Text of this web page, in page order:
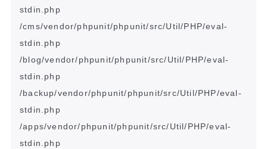
stdin.php
/cms/vendor/phpunit/phpunit/src/Util/PHP/eval-
stdin.php
/blog/vendor/phpunit/phpunit/src/Util/PHP/eval-
stdin.php
/backup/vendor/phpunit/phpunit/src/Util/PHP/eval-
stdin.php
/apps/vendor/phpunit/phpunit/src/Util/PHP/eval-
stdin.php